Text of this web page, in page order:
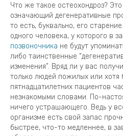
Что же такое остеохондроз?
означающий дегенеративные
то есть, буквально, его
одного человека, у которого в
позвоночника не будут
либо таинственные
изменения”. Вряд ли у вас
только людей пожилых или хотя
пятнадцатилетних пациентов
незнакомыми словами. По-
ничего устрашающего. Ведь у
организме есть свой запас
быстрее, что-то медленнее, в